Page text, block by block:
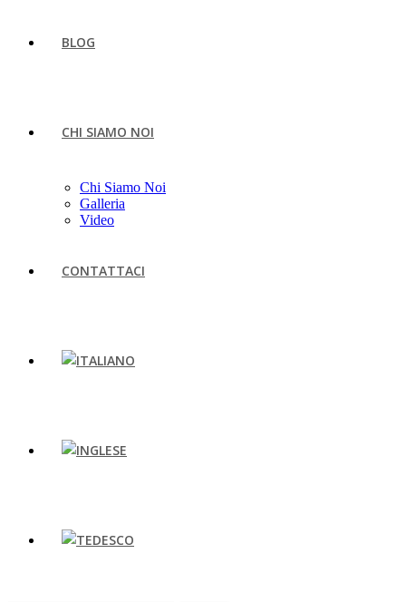
BLOG
CHI SIAMO NOI
Chi Siamo Noi
Galleria
Video
CONTATTACI